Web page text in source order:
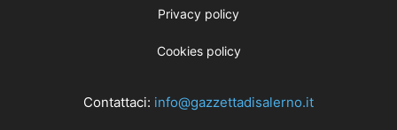
Privacy policy
Cookies policy
Contattaci: info@gazzettadisalerno.it